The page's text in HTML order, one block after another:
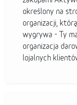
określony na
organizacji,
wygrywa - Ty
organizacja
lojalnych